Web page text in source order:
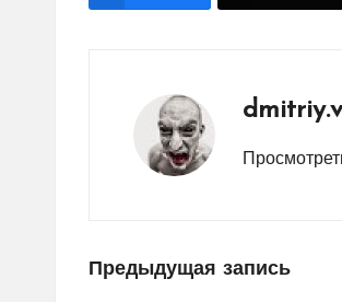
Навигация
Предыдущая запись